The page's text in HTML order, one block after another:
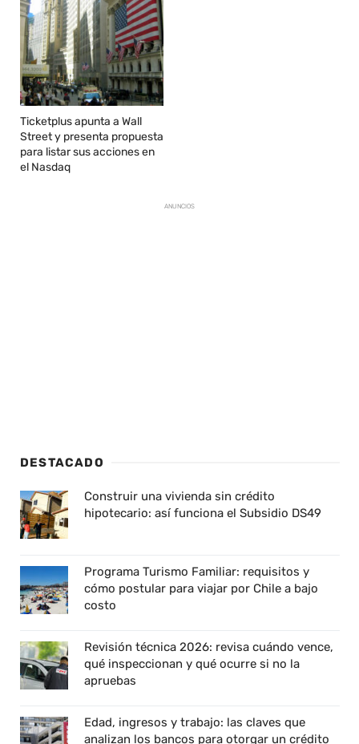
Ticketplus apunta a Wall
Street y presenta propuesta
para listar sus acciones en
el Nasdaq
ANUNCIOS
DESTACADO
Construir una vivienda sin crédito
hipotecario: así funciona el Subsidio DS49
Programa Turismo Familiar: requisitos y
cómo postular para viajar por Chile a bajo
costo
Revisión técnica 2026: revisa cuándo vence,
qué inspeccionan y qué ocurre si no la
apruebas
Edad, ingresos y trabajo: las claves que
analizan los bancos para otorgar un crédito